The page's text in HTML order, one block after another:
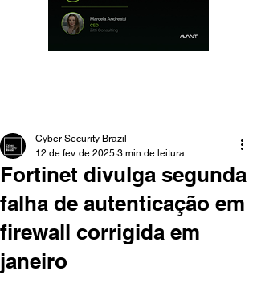
Fortinet divulga segunda
falha de autenticação em
firewall corrigida em
janeiro
Cyber Security Brazil
12 de fev. de 2025 3 min de leitura